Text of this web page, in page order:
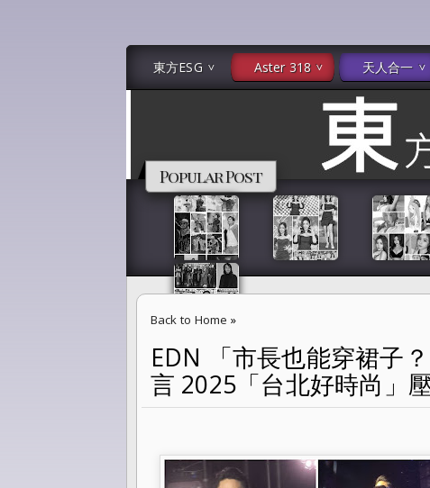
東方ESG Aster 318 天人合一
Popular Post
Back to Home »
EDN 「市長也能穿裙子？」蔣萬安的台北市伸展台
EDN 「市長也能穿裙子
言 2025「台北好時尚」